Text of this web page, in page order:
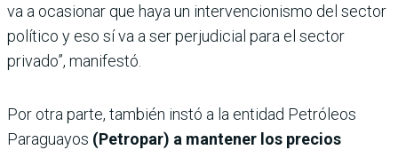
va a ocasionar que haya un intervencionismo del sector
político y eso sí va a ser perjudicial para el sector
privado”, manifestó.
Por otra parte, también instó a la entidad Petróleos
Paraguayos (Petropar) a mantener los precios